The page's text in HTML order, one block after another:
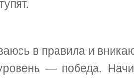
в правила и
— победа.